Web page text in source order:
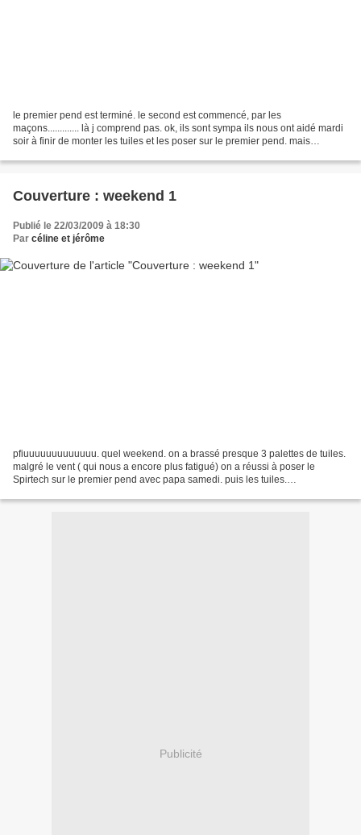
le premier pend est terminé. le second est commencé, par les
maçons............. là j comprend pas. ok, ils sont sympa ils nous ont aidé mardi
soir à finir de monter les tuiles et les poser sur le premier pend. mais
Couverture : weekend 1
Publié le 22/03/2009 à 18:30
Par céline et jérôme
pfiuuuuuuuuuuuuu. quel weekend. on a brassé presque 3 palettes de tuiles.
malgré le vent ( qui nous a encore plus fatigué) on a réussi à poser le
Spirtech sur le premier pend avec papa samedi. puis les tuiles.
Publicité